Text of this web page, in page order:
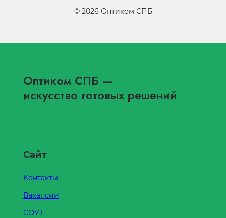
© 2026 Оптиком СПБ
Оптиком СПБ —
искусство готовых решений
Сайт
Контакты
Вакансии
СОУТ